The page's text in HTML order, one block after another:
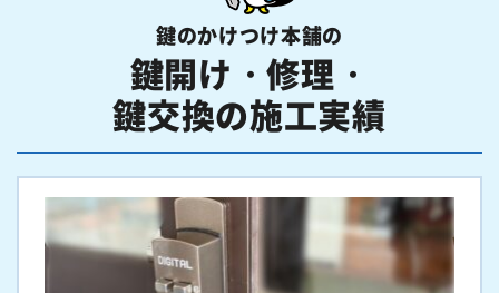
鍵のかけつけ本舗の
鍵開け・修理・
鍵交換の施工実績